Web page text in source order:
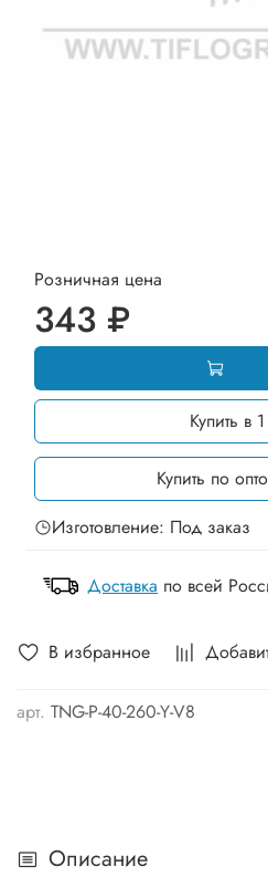
В избранное
арт. TNG-P-40-260-Y-V8
Розничная цена
343 ₽
Купить в
Купить по
Изготовление: Под заказ
Доставка по всей
Описание